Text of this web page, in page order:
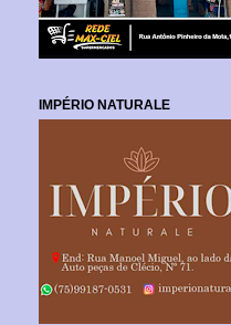
IMPÉRIO NATURALE